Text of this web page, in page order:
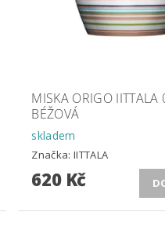
MISKA ORIGO IITTALA
BÉŽOVÁ
skladem
Značka:IITTALA
620 Kč